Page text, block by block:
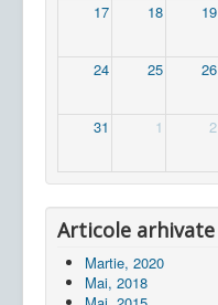
17 18 19
24 25 26
31 1 2
Articole arhivate
Martie, 2020
Mai, 2018